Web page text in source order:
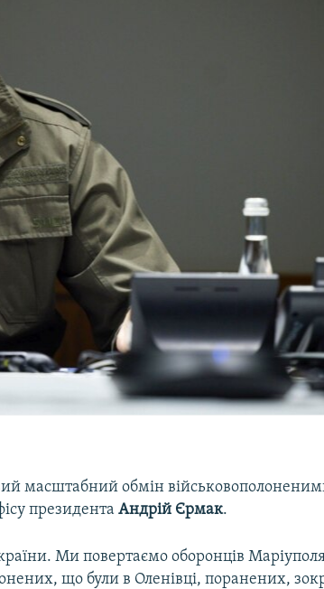
масштабний обмін
президентаАндрій Єрмак.
Ми повертаємо оборонців
що були в Оленівці, поранених,